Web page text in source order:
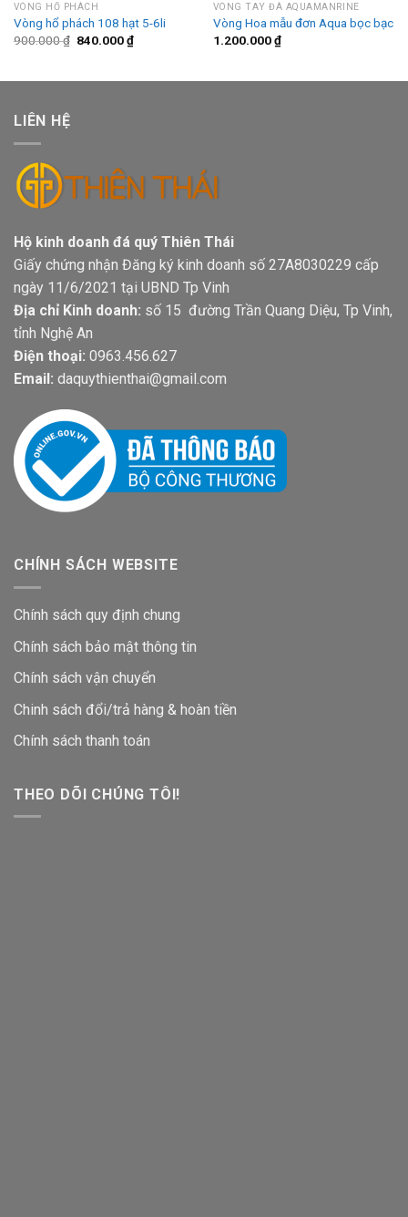
VÒNG HỔ PHÁCH
Vòng hổ phách 108 hạt 5-6li
900.000₫ Giá
840.000₫Giá
hiện
VÒNG TAY ĐÁ AQUAMANRINE
Vòng Hoa mẫu đơn Aqua bọc bạc
1.200.000₫
LIÊN HỆ
Hộ kinh doanh đá quý Thiên Thái
Giấy chứng nhận Đăng ký kinh doanh số 27A8030229 cấp
ngày 11/6/2021 tại UBND Tp Vinh
Địa chỉ Kinh doanh: số 15 đường Trần Quang Diệu, Tp Vinh,
tỉnh Nghệ An
Điện thoại: 0963.456.627
Email: daquythienthai@gmail.com
CHÍNH SÁCH WEBSITE
Chính sách quy định chung
Chính sách bảo mật thông tin
Chính sách vận chuyển
Chinh sách đổi/trả hàng & hoàn tiền
Chính sách thanh toán
THEO DÕI CHÚNG TÔI!